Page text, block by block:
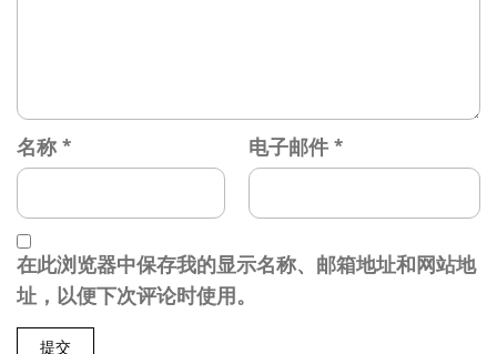
名称 * 电子邮件 *
在此浏览器中保存我的显示名称、邮箱地址和网站地
址，以便下次评论时使用。